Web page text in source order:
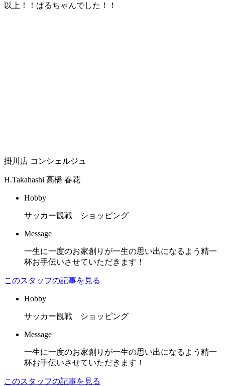
以上！！ぱるちゃんでした！！
掛川店 コンシェルジュ
H.Takahashi 高橋 春花
Hobby
サッカー観戦 ショッピング
Message
一生に一度のお家創りが一生の思い出になるよう精一
杯お手伝いさせていただきます！
このスタッフの記事を見る
Hobby
サッカー観戦 ショッピング
Message
一生に一度のお家創りが一生の思い出になるよう精一
杯お手伝いさせていただきます！
このスタッフの記事を見る